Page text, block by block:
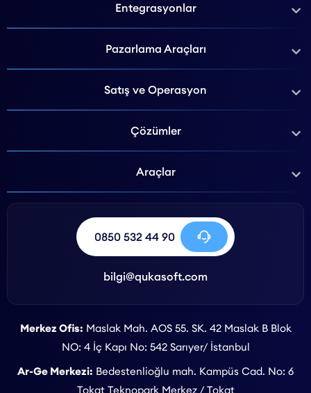
Entegrasyonlar
Pazarlama Araçları
Satış ve Operasyon
Çözümler
Araçlar
0850 532 44 90
bilgi@qukasoft.com
Merkez Ofis: Maslak Mah. AOS 55. SK. 42 Maslak B Blok
NO: 4 İç Kapı No: 542 Sarıyer/ İstanbul
Ar-Ge Merkezi: Bedestenlioğlu mah. Kampüs Cad. No: 6
Tokat Teknopark Merkez / Tokat